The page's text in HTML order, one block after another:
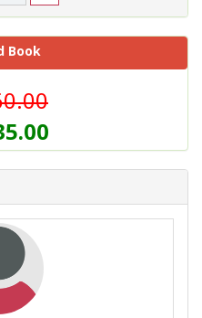
Book